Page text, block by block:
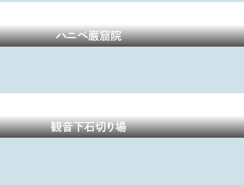
ハニベ巌窟院
観音下石切り場